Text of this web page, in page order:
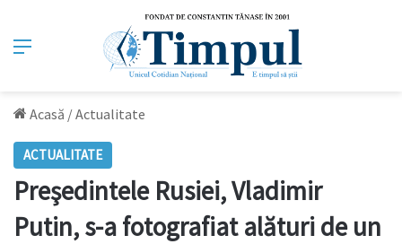
Meniu
Acasă /Actualitate
ACTUALITATE
Preşedintele Rusiei, Vladimir
Putin, s-a fotografiat alături de un